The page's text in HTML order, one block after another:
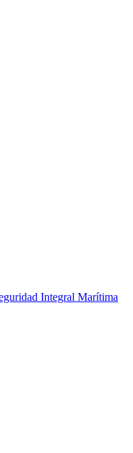
Integral Marítima